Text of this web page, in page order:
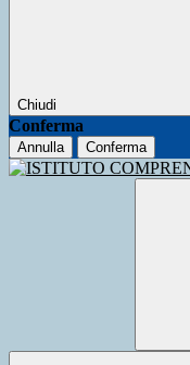
Chiudi
Conferma
Annulla Conferma